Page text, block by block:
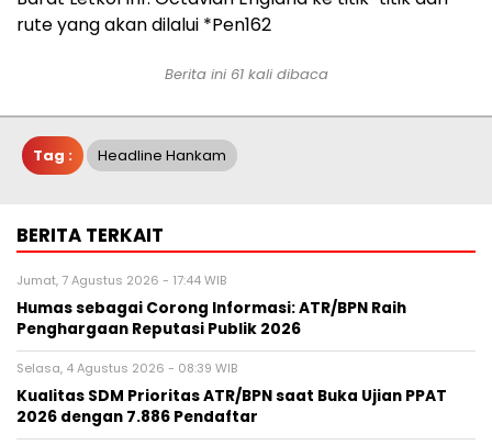
rute yang akan dilalui *Pen162
Berita ini 61 kali dibaca
Tag : Headline Hankam
BERITA TERKAIT
Jumat, 7 Agustus 2026 - 17:44 WIB
Humas sebagai Corong Informasi: ATR/BPN Raih
Penghargaan Reputasi Publik 2026
Selasa, 4 Agustus 2026 - 08:39 WIB
Kualitas SDM Prioritas ATR/BPN saat Buka Ujian PPAT
2026 dengan 7.886 Pendaftar